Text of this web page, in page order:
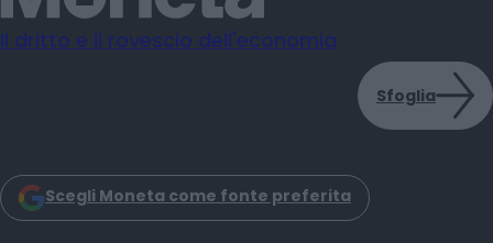
Il dritto e il rovescio dell'economia
Sfoglia
Scegli Moneta come fonte preferita